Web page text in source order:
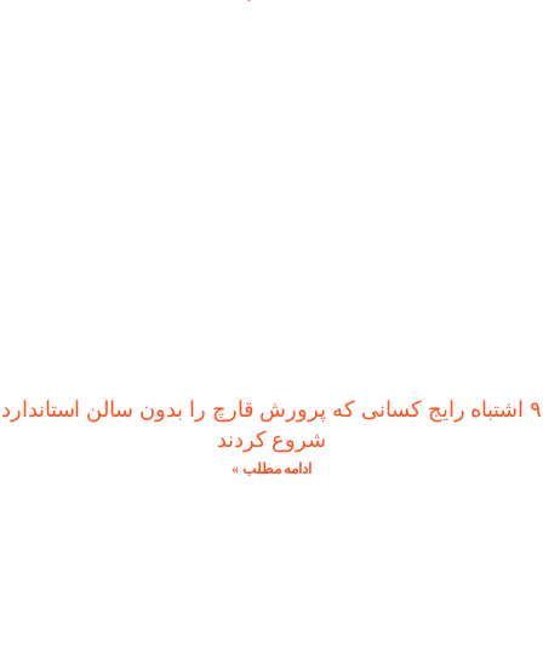
۹ اشتباه رایج کسانی که پرورش قارچ را بدون سالن استاندارد
شروع کردند
ادامه مطلب »